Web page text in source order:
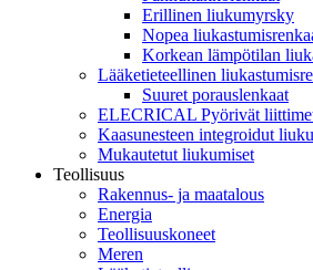
Erillinen liukumyrsky
Nopea
Korkean lämpötilan
Lääketieteellinen
Suuret porauslenkaat
ELECRICAL Pyörivät
Kaasunesteen integroidut
Mukautetut liukumiset
Teollisuus
Rakennus- ja maatalous
Energia
Teollisuuskoneet
Meren